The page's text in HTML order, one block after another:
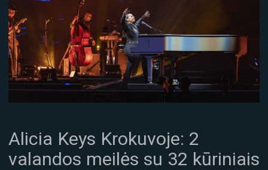
Alicia Keys Krokuvoje: 2
valandos meilės su 32 kūriniais